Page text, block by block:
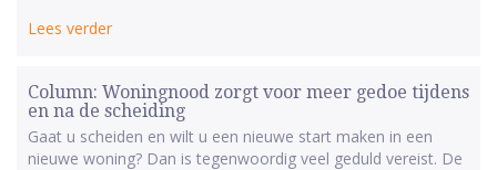
Lees verder
Column: Woningnood zorgt voor meer gedoe tijdens
en na de scheiding
Gaat u scheiden en wilt u een nieuwe start maken in een
nieuwe woning? Dan is tegenwoordig veel geduld vereist. De